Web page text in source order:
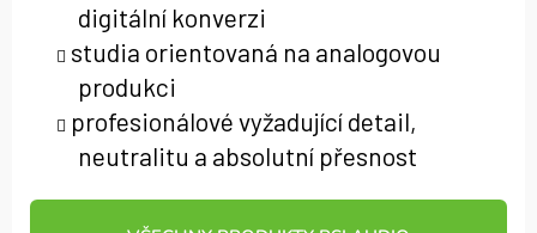
digitální konverzi
studia orientovaná na analogovou
produkci
profesionálové vyžadující detail,
neutralitu a absolutní přesnost